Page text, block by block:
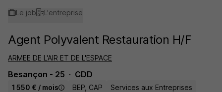
Le job L'entreprise
Agent Polyvalent Restauration H/F
ARMEE DE L'AIR ET DE L'ESPACE
Besançon - 25 CDD
1 550 € / mois BEP, CAP
Services aux Entreprises